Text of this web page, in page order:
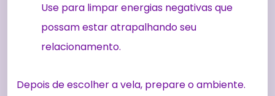
Use para limpar energias negativas que
possam estar atrapalhando seu
relacionamento.
Depois de escolher a vela, prepare o ambiente.